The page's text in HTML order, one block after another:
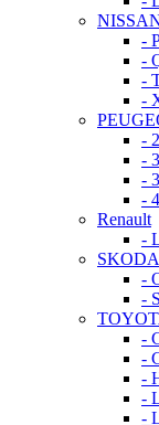
-
-
-
-
-
-
-
-
Renault
-
SKODA
-
-
-
-
-
-
-